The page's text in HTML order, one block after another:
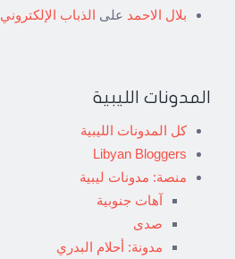
بلال الاحمد على الذباب الإلكتروني
المدونات الليبية
كل المدونات الليبية
Libyan Bloggers
منصة: مدونات ليبية
آهات جنوبية
صدى
مدونة: أحلام البدري